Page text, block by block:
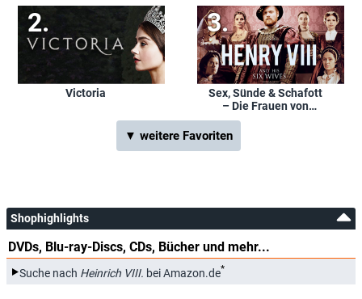
Victoria
Sex, Sünde & Schafott
– Die Frauen von
Heinrich VIII.
▼ weitere Favoriten
Shophighlights
DVDs, Blu-ray-Discs, CDs, Bücher und mehr...
Suche nach Heinrich VIII. bei Amazon.de*